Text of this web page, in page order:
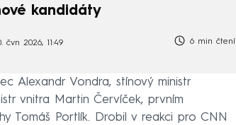
kandidáty
čvn 2026, 11:49 6 min čtení
Alexandr Vondra, stínový ministr
vnitra Martin Červíček, prvním
Tomáš Portlík. Drobil v reakci pro CNN